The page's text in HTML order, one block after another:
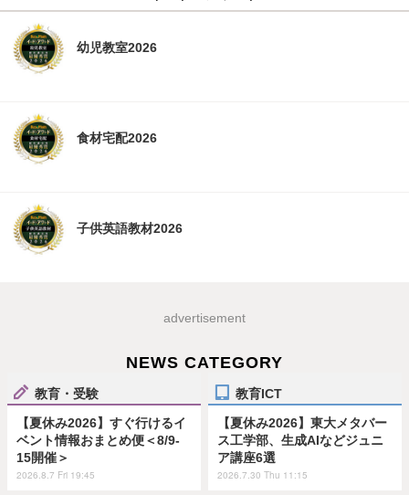
幼児教室2026
食材宅配2026
子供英語教材2026
advertisement
NEWS CATEGORY
教育・受験
【夏休み2026】すぐ行けるイ
ベント情報おまとめ便＜8/9-
15開催＞
2026.8.7 Fri 19:45
教育ICT
【夏休み2026】東大メタバー
ス工学部、生成AIなどジュニ
ア講座6選
2026.7.30 Thu 11:15